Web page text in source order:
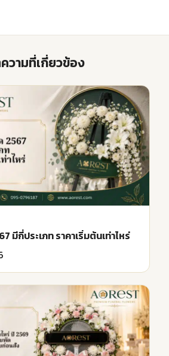
วามที่เกี่ยวข้อง
มีกี่ประเภท ราคาเริ่มต้นเท่าไหร่